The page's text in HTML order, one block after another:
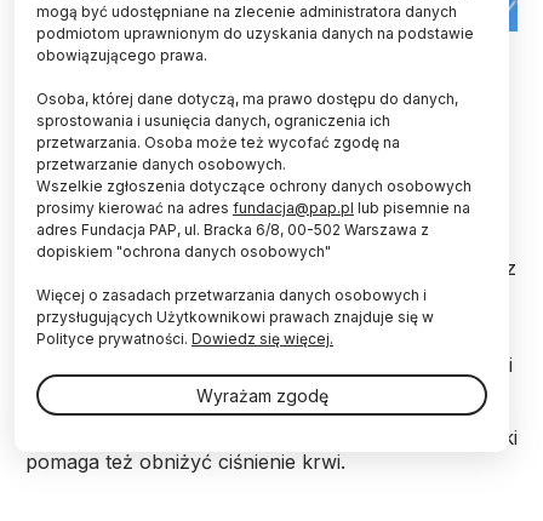
Fot. Fotolia
Granie w piłkę nożną pozytywnie wpływa na
metabolizm, układ krwionośny i układ mięśniowo-
szkieletowy człowieka. Stanowi remedium na
choroby cywilizacyjne –zawiadamia „British
Journal of Sports Medicine”.
Z metaanalizy przeprowadzonej przez naukowców z
Uniwersytetu Południowej Danii i Uniwersytetu w
Niszu (Serbia) wynika, że godzinny trening piłki
nożnej dwa razy w tygodniu wiąże się przeciętnie ze
wzrostem poboru tlenu o 3,51 ml/kg/min i wysokości
skoku o 2,3 cm oraz zmniejszeniem masy ciała o
1,72 kg, cholesterolu LDL o 0.21 mmol/l i tętna
spoczynkowego o 6 uderzeń na minutę. Kopanie piłki
pomaga też obniżyć ciśnienie krwi.
mogą być udostępniane na zlecenie administratora danych
podmiotom uprawnionym do uzyskania danych na podstawie
obowiązującego prawa.
Osoba, której dane dotyczą, ma prawo dostępu do danych,
sprostowania i usunięcia danych, ograniczenia ich
przetwarzania. Osoba może też wycofać zgodę na
przetwarzanie danych osobowych.
Wszelkie zgłoszenia dotyczące ochrony danych osobowych
prosimy kierować na adres fundacja@pap.pl lub pisemnie na
adres Fundacja PAP, ul. Bracka 6/8, 00-502 Warszawa z
dopiskiem "ochrona danych osobowych"
Więcej o zasadach przetwarzania danych osobowych i
przysługujących Użytkownikowi prawach znajduje się w
Polityce prywatności. Dowiedz się więcej.
Wyrażam zgodę